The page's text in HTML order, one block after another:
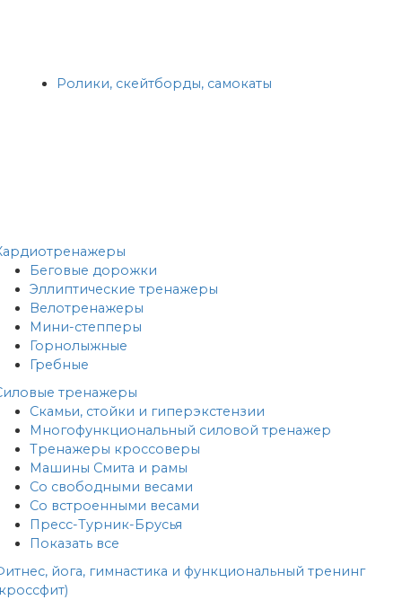
Ролики, скейтборды, самокаты
Беговые дорожки
Эллиптические тренажеры
Велотренажеры
Мини-степперы
Горнолыжные
Гребные
тренажеры
Скамьи, стойки и гиперэкстензии
Многофункциональный силовой тренажер
Тренажеры кроссоверы
Машины Смита и рамы
Со свободными весами
Со встроенными весами
Пресс-Турник-Брусья
Показать все
йога, гимнастика и функциональный тренинг